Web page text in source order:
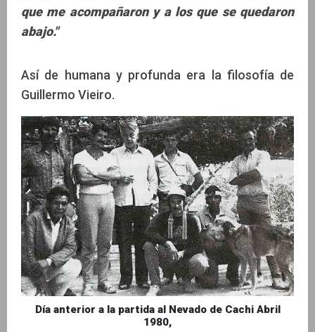
que me acompañaron y a los que se quedaron
abajo."
Así de humana y profunda era la filosofía de
Guillermo Vieiro.
Día anterior a la partida al Nevado de Cachi Abril
1980,